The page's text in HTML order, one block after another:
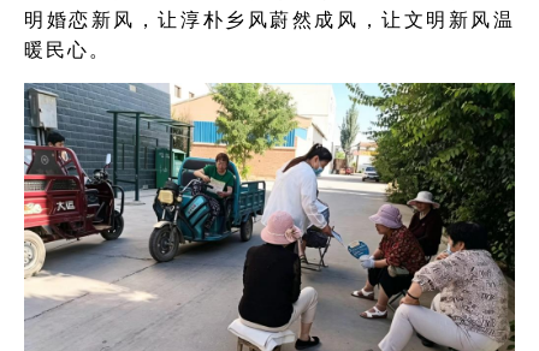
明婚恋新风，让淳朴乡风蔚然成风，让文明新风温
暖民心。